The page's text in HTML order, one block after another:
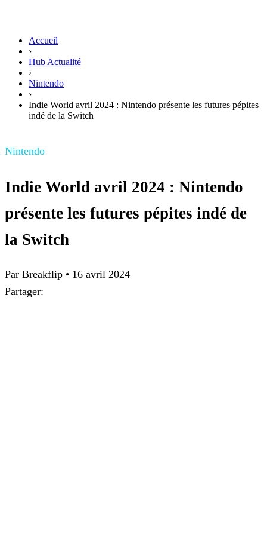
Accueil
›
Hub Actualité
›
Nintendo
›
Indie World avril 2024 : Nintendo présente les futures pépites
indé de la Switch
Nintendo
Indie World avril 2024 : Nintendo
présente les futures pépites indé de
la Switch
Par Breakflip • 16 avril 2024
Partager: